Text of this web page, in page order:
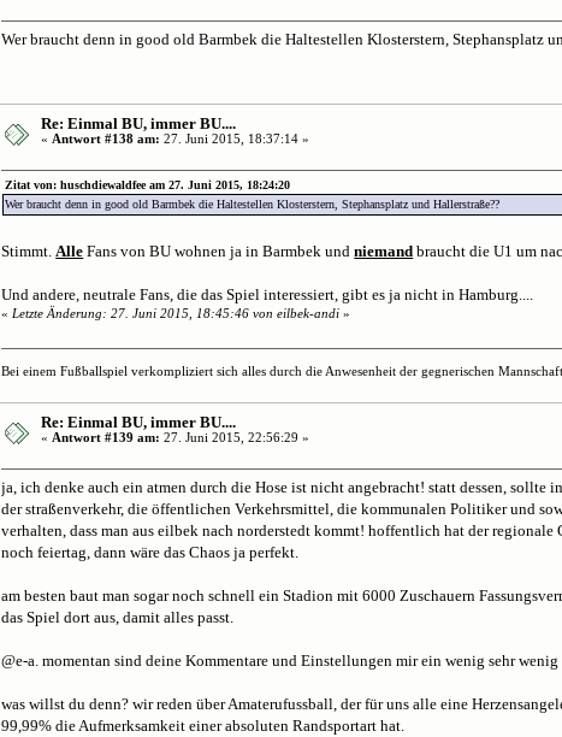
Wer braucht denn in good old Barmbek die Haltestellen Klosterstern, Stephansplatz
Re: Einmal BU, immer BU....
« Antwort #138 am: 27. Juni 2015, 18:37:14 »
Zitat von: huschdiewaldfee am 27. Juni 2015, 18:24:20
Wer braucht denn in good old Barmbek die Haltestellen Klosterstern, Stephansplatz und Hallerstraße??
Stimmt.Alle Fans von BU wohnen ja in Barmbek undniemand braucht die U1 um
Und andere, neutrale Fans, die das Spiel interessiert, gibt es ja nicht in Hamburg....
« Letzte Änderung: 27. Juni 2015, 18:45:46 von eilbek-andi »
Bei einem Fußballspiel verkompliziert sich alles durch die Anwesenheit der gegnerischen Mannschaft
Re: Einmal BU, immer BU....
« Antwort #139 am: 27. Juni 2015, 22:56:29 »
ja, ich denke auch ein atmen durch die Hose ist nicht angebracht! statt dessen, sollte
der straßenverkehr, die öffentlichen Verkehrsmittel, die kommunalen Politiker und
verhalten, dass man aus eilbek nach norderstedt kommt! hoffentlich hat der regionale
noch feiertag, dann wäre das Chaos ja perfekt.
am besten baut man sogar noch schnell ein Stadion mit 6000 Zuschauern
das Spiel dort aus, damit alles passt.
@e-a. momentan sind deine Kommentare und Einstellungen mir ein wenig sehr
was willst du denn? wir reden über Amaterufussball, der für uns alle eine
99,99% die Aufmerksamkeit einer absoluten Randsportart hat.